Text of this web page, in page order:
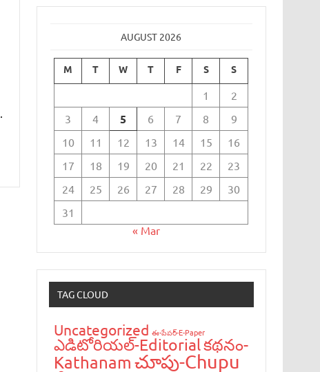
AUGUST 2026
M T W T F S S
1
2
3
4 5 6 7 8
9
10
11 12 13 14 15
16
17
18 19 20 21 22
23
24
25 26 27 28 29
30
31
« Mar
TAG CLOUD
Uncategorized ఈ-పేప‌ర్-E-Paper
ఎడిటోరియ‌ల్-Editorialక‌థ‌నం-
Kathanam చూపు-Chupu